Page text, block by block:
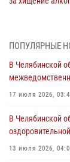
На Южном Урале
Росгвардейцы
На Южном Урале
подозреваемого
ПОПУЛЯРНЫЕ
В Челябинской
17 июля 2026,
В Челябинской
13 июля 2026,